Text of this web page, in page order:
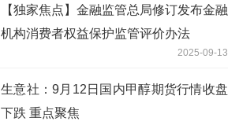
【独家焦点】金融监管总局修订发布金融
机构消费者权益保护监管评价办法
2025-09-13
生意社：9月12日国内甲醇期货行情收盘
下跌 重点聚焦